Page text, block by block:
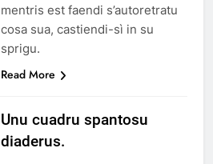
mentris est faendi s’autoretratu
cosa sua, castiendi-sì in su
sprigu.
Read More
Unu cuadru spantosu
diaderus.